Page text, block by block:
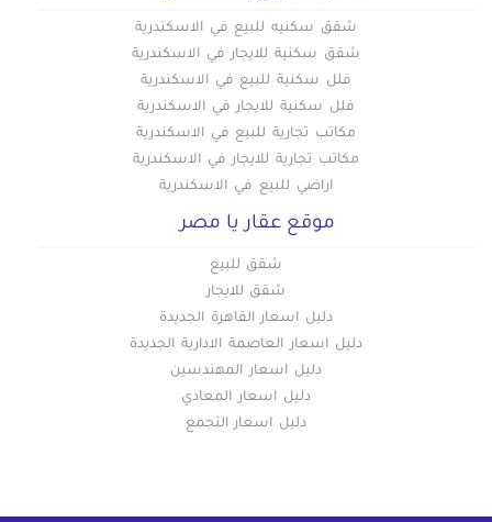
شقق سكنيه للبيع في الاسكندرية
شقق سكنية للايجار في الاسكندرية
فلل سكنية للبيع في الاسكندرية
فلل سكنية للايجار في الاسكندرية
مكاتب تجارية للبيع في الاسكندرية
مكاتب تجارية للايجار في الاسكندرية
اراضي للبيع في الاسكندرية
موقع عقار يا مصر
شقق للبيع
شقق للايجار
دليل اسعار القاهرة الجديدة
دليل اسعار العاصمة الادارية الجديدة
دليل اسعار المهندسين
دليل اسعار المعادي
دليل اسعار التجمع